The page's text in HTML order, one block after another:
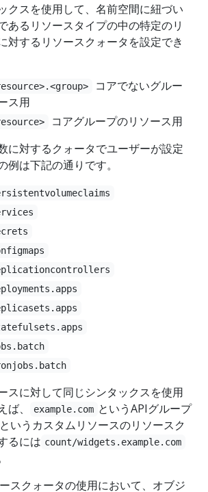
クスを使用して、名前空間に紐づい
あるリソースタイプの中の特定のリ
対するリソースクォータを設定でき
コアでないグルー
ス用
コアグループのリソース用
に対するクォータでユーザーが設定
例は下記の通りです。
スに対して同じシンタックスを使用
、
example.com というAPIグループ
というカスタムリソースのリソースク
るには count/widgets.example.com
スクォータの使用において、オブジ